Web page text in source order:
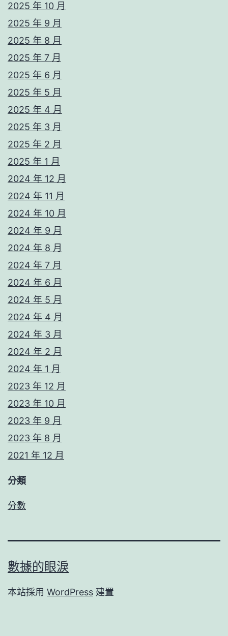
2025 年 10 月
2025 年 9 月
2025 年 8 月
2025 年 7 月
2025 年 6 月
2025 年 5 月
2025 年 4 月
2025 年 3 月
2025 年 2 月
2025 年 1 月
2024 年 12 月
2024 年 11 月
2024 年 10 月
2024 年 9 月
2024 年 8 月
2024 年 7 月
2024 年 6 月
2024 年 5 月
2024 年 4 月
2024 年 3 月
2024 年 2 月
2024 年 1 月
2023 年 12 月
2023 年 10 月
2023 年 9 月
2023 年 8 月
2021 年 12 月
分類
分數
數據的眼淚
本站採用 WordPress 建置